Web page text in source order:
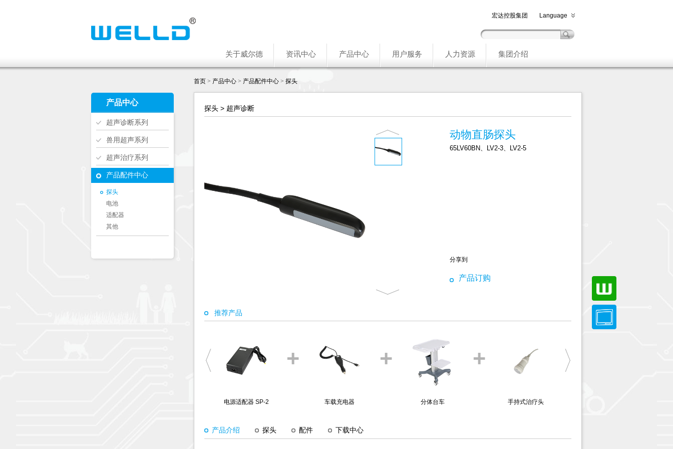
宏达控股集团 Language
关于威尔德 资讯中心 产品中心 用户服务 人力资源 集团介绍
产品中心
超声诊断系列
兽用超声系列
超声治疗系列
产品配件中心
探头
电池
适配器
其他
首页 > 产品中心 > 产品配件中心 > 探头
探头 > 超声诊断
动物直肠探头
65LV60BN、LV2-3、LV2-5
分享到
产品订购
推荐产品
电源适配器 SP-2
+
车载充电器
+
分体台车
+
手持式治疗头
产品介绍 探头 配件 下载中心